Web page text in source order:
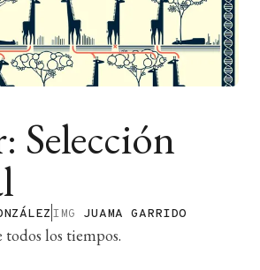
Selección
IMG JUAMA GARRIDO
los tiempos.